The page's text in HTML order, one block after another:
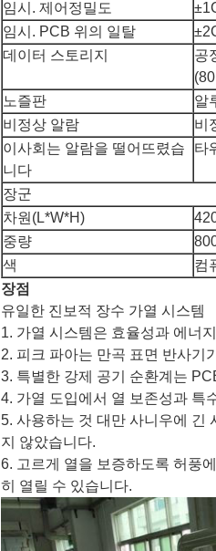
임시. 제어정밀도
임시. PCB 위의 일탈
데이터 스토리지
공
노즐판
알
비정상 알람
비
이사회는 알람을 떨어뜨렸습
니다
타
장군
차원(L*W*H)
중량
색
컴
장점
유일한 진보적 장수 가열 시스템
1. 가열 시스템은 효율성과 에너
2. 피크 파아는 만곡 표면 반사기
3. 특별한 강제 공기 순환계는
4. 가열 도입에서 열 보존성과 특
5. 사용하는 것 대만 사니우에 긴
지 않았습니다.
6. 고르게 열을 보증하도록 허풍
히 열릴 수 있습니다.